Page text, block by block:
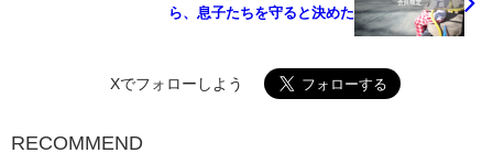
ら、息子たちを守ると決めた
Xでフォローしよう
RECOMMEND